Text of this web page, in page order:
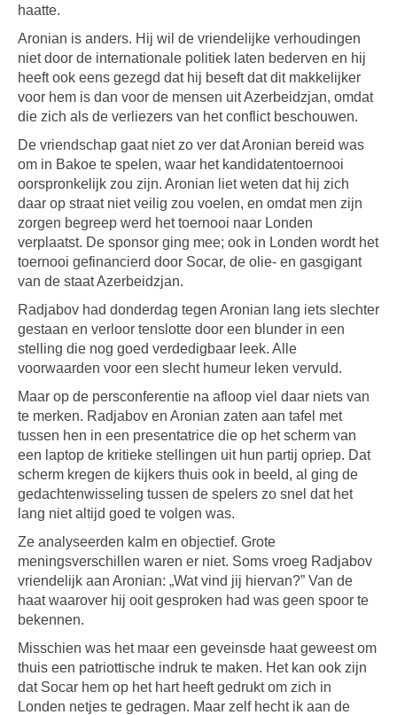
haatte.
Aronian is anders. Hij wil de vriendelijke verhoudingen
niet door de internationale politiek laten bederven en hij
heeft ook eens gezegd dat hij beseft dat dit makkelijker
voor hem is dan voor de mensen uit Azerbeidzjan, omdat
die zich als de verliezers van het conflict beschouwen.
De vriendschap gaat niet zo ver dat Aronian bereid was
om in Bakoe te spelen, waar het kandidatentoernooi
oorspronkelijk zou zijn. Aronian liet weten dat hij zich
daar op straat niet veilig zou voelen, en omdat men zijn
zorgen begreep werd het toernooi naar Londen
verplaatst. De sponsor ging mee; ook in Londen wordt het
toernooi gefinancierd door Socar, de olie- en gasgigant
van de staat Azerbeidzjan.
Radjabov had donderdag tegen Aronian lang iets slechter
gestaan en verloor tenslotte door een blunder in een
stelling die nog goed verdedigbaar leek. Alle
voorwaarden voor een slecht humeur leken vervuld.
Maar op de persconferentie na afloop viel daar niets van
te merken. Radjabov en Aronian zaten aan tafel met
tussen hen in een presentatrice die op het scherm van
een laptop de kritieke stellingen uit hun partij opriep. Dat
scherm kregen de kijkers thuis ook in beeld, al ging de
gedachtenwisseling tussen de spelers zo snel dat het
lang niet altijd goed te volgen was.
Ze analyseerden kalm en objectief. Grote
meningsverschillen waren er niet. Soms vroeg Radjabov
vriendelijk aan Aronian: „Wat vind jij hiervan?” Van de
haat waarover hij ooit gesproken had was geen spoor te
bekennen.
Misschien was het maar een geveinsde haat geweest om
thuis een patriottische indruk te maken. Het kan ook zijn
dat Socar hem op het hart heeft gedrukt om zich in
Londen netjes te gedragen. Maar zelf hecht ik aan de